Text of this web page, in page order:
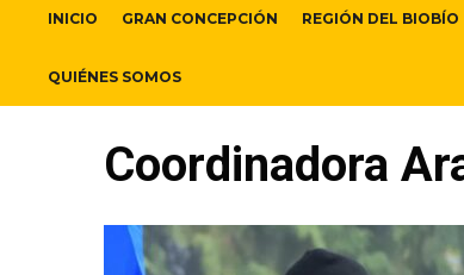
INICIO GRAN CONCEPCIÓN REGIÓN DEL BIOBÍO
QUIÉNES SOMOS
Coordinadora